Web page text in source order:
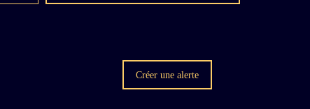
Créer une alerte